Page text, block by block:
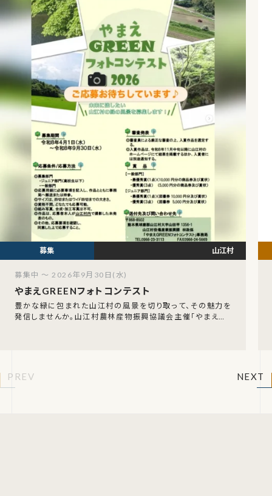
やまえGREENフォトコンテスト
豊かな緑に包まれた山江村の風景を切り取って、その魅力を
発信しませんか。山江村農林産物振興協議会主催「やまえGR
山江村
募集中 ～ 2026年9月30日(水)
PREV NEXT